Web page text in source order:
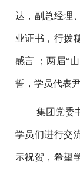
达，副总经理
业证书，行拨
感言 ；两届“
誓，学员代表
集团党委
学员们进行交
示祝贺，希望